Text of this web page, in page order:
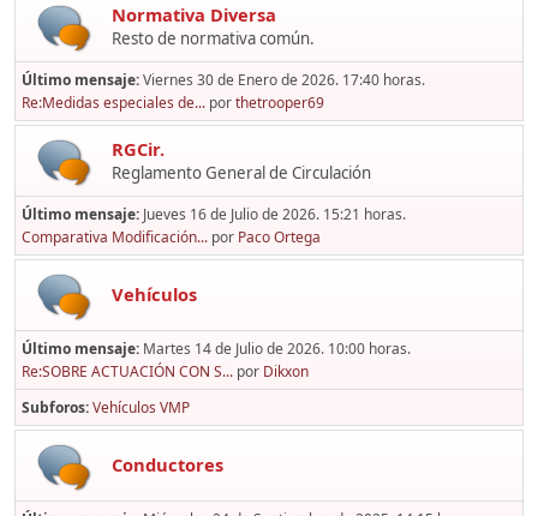
Normativa Diversa
Resto de normativa común.
Último mensaje:Viernes 30 de Enero de 2026. 17:40 horas.
Re:Medidas especiales de... porthetrooper69
RGCir.
Reglamento General de Circulación
Último mensaje: Jueves 16 de Julio de 2026. 15:21 horas.
Comparativa Modificación... por Paco Ortega
Vehículos
Último mensaje: Martes 14 de Julio de 2026. 10:00 horas.
Re:SOBRE ACTUACIÓN CON S... por Dikxon
Subforos Vehículos VMP
Conductores